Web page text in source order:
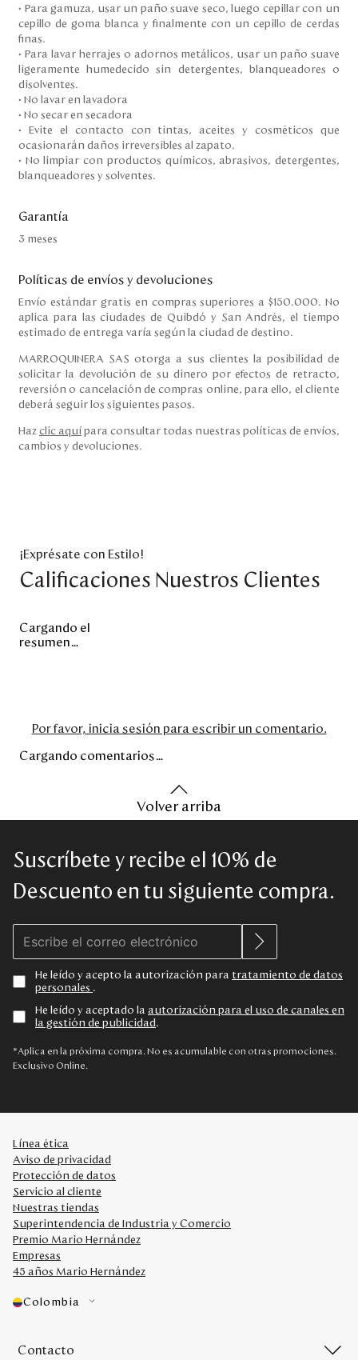
• Para gamuza, usar un paño suave seco, luego cepillar con un
cepillo de goma blanca y finalmente con un cepillo de cerdas
finas.
• Para lavar herrajes o adornos metálicos, usar un paño suave
ligeramente humedecido sin detergentes, blanqueadores o
disolventes.
• No lavar en lavadora
• No secar en secadora
• Evite el contacto con tintas, aceites y cosméticos que
ocasionarán daños irreversibles al zapato.
• No limpiar con productos químicos, abrasivos, detergentes,
blanqueadores y solventes.
Garantía
3 meses
Políticas de envíos y devoluciones
Envío estándar gratis en compras superiores a $150.000. No
aplica para las ciudades de Quibdó y San Andrés, el tiempo
estimado de entrega varía según la ciudad de destino.
MARROQUINERA SAS otorga a sus clientes la posibilidad de
solicitar la devolución de su dinero por efectos de retracto,
reversión o cancelación de compras online, para ello, el cliente
deberá seguir los siguientes pasos.
Haz clic aquí para consultar todas nuestras políticas de envíos,
cambios y devoluciones.
¡Exprésate con Estilo!
Calificaciones Nuestros Clientes
Cargando el
resumen…
Por favor, inicia sesión para escribir un comentario.
Cargando comentarios…
Volver arriba
Suscríbete y recibe el 10% de
Descuento en tu siguiente compra.
He leído y acepto la autorización para tratamiento de datos
personales .
He leído y aceptado la autorización para el uso de canales en
la gestión de publicidad .
*Aplica en la próxima compra. No es acumulable con otras promociones.
Exclusivo Online.
Línea ética
Aviso de privacidad
Protección de datos
Servicio al cliente
Nuestras tiendas
Superintendencia de Industria y Comercio
Premio Mario Hernández
Empresas
45 años Mario Hernández
Colombia
Contacto